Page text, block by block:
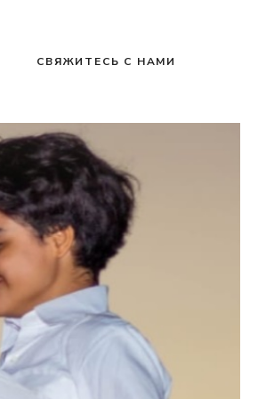
СВЯЖИТЕСЬ С НАМИ